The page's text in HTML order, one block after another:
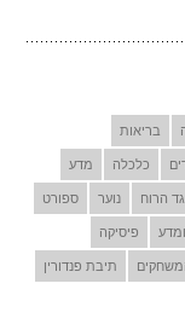
בריאות
כלכלה מדע
הרוח נוער ספורט
פיסיקה
תיבת פנדורין